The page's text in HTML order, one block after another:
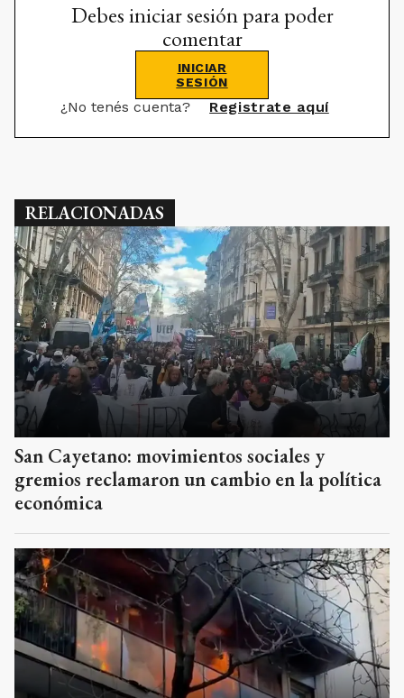
Debes iniciar sesión para poder
comentar
INICIAR
SESIÓN
¿No tenés cuenta? Registrate aquí
RELACIONADAS
San Cayetano: movimientos sociales y
gremios reclamaron un cambio en la política
económica